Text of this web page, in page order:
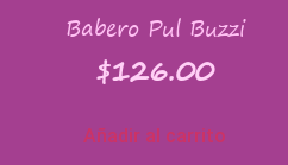
Babero Pul Buzzi
$126.00
Añadir al carrito